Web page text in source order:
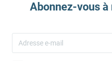
Abonnez-vous